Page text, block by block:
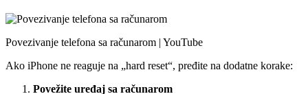
Povezivanje telefona sa računarom | YouTube
Ako iPhone ne reaguje na „hard reset“, pređite na dodatne korake:
Povežite uređaj sa računarom